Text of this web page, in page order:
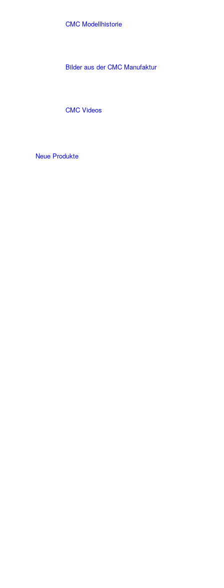
CMC Modellhistorie
Bilder aus der CMC Manufaktur
CMC Videos
Neue Produkte